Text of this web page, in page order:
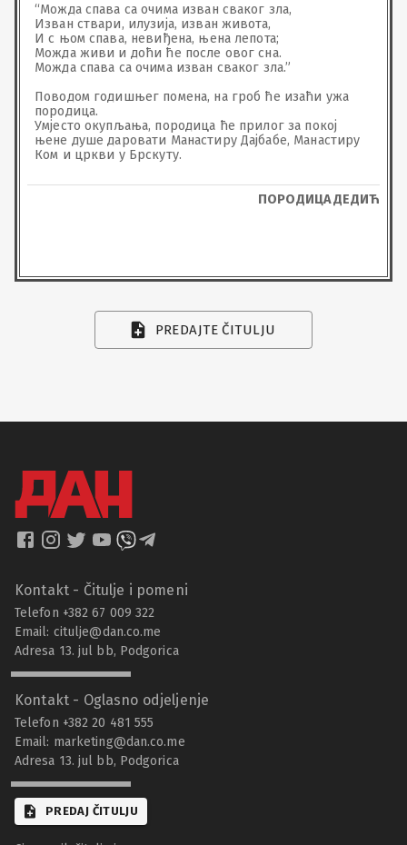
“Можда спава са очима изван сваког зла,
Изван ствари, илузија, изван живота,
И с њом спава, невиђена, њена лепота;
Можда живи и доћи ће после овог сна.
Можда спава са очима изван сваког зла.”
Поводом годишњег помена, на гроб ће изаћи ужа
породица.
Умјесто окупљања, породица ће прилог за покој
њене душе даровати Манастиру Дајбабе, Манастиру
Ком и цркви у Брскуту.
ПОРОДИЦА ДЕДИЋ
PREDAJTE ČITULJU
Kontakt - Čitulje i pomeni
Telefon +382 67 009 322
Email: citulje@dan.co.me
Adresa 13. jul bb, Podgorica
Kontakt - Oglasno odjeljenje
Telefon +382 20 481 555
Email: marketing@dan.co.me
Adresa 13. jul bb, Podgorica
PREDAJ ČITULJU